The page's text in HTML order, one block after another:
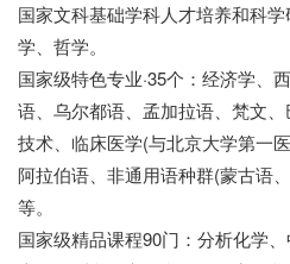
国家文科基础学科人才培养和科
学、哲学。
国家级特色专业·35个：经济学、
语、乌尔都语、孟加拉语、梵文
技术、临床医学(与北京大学第一
阿拉伯语、非通用语种群(蒙古语
等。
国家级精品课程90门：分析化学、